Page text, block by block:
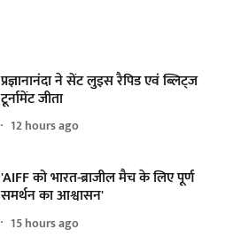
प्रज्ञानानंदा ने सेंट लुइस रैपिड एवं ब्लिट्ज
टूर्नामेंट जीता
12 hours ago
'AIFF को भारत-ब्राजील मैच के लिए पूर्ण
समर्थन का आश्वासन'
15 hours ago